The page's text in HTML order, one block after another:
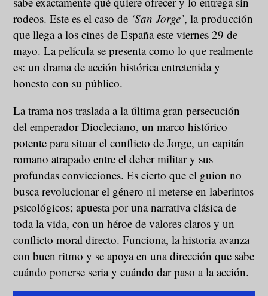
rodeos. Este es el caso de ‘San Jorge’, la producción
que llega a los cines de España este viernes 29 de
mayo. La película se presenta como lo que realmente
es: un drama de acción histórica entretenida y
honesto con su público.
La trama nos traslada a la última gran persecución
del emperador Diocleciano, un marco histórico
potente para situar el conflicto de Jorge, un capitán
romano atrapado entre el deber militar y sus
profundas convicciones. Es cierto que el guion no
busca revolucionar el género ni meterse en laberintos
psicológicos; apuesta por una narrativa clásica de
toda la vida, con un héroe de valores claros y un
conflicto moral directo. Funciona, la historia avanza
con buen ritmo y se apoya en una dirección que sabe
cuándo ponerse seria y cuándo dar paso a la acción.